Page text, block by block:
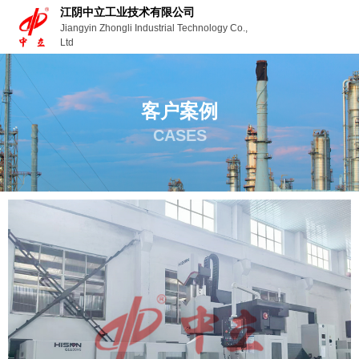
江阴中立工业技术有限公司
Jiangyin Zhongli Industrial Technology Co.,
Ltd
客户案例
CASES